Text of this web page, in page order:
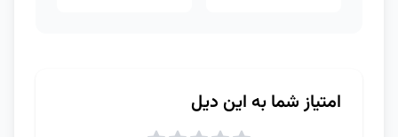
امتیاز شما به این دیل